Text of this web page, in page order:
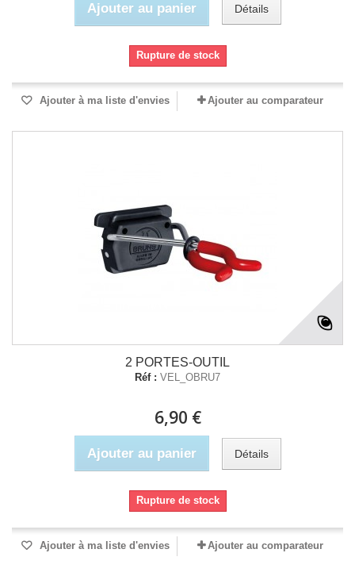
Ajouter au panier Détails
Rupture de stock
Ajouter à ma liste d'envies Ajouter au comparateur
2 PORTES-OUTIL
Réf : VEL_OBRU7
6,90 €
Ajouter au panier Détails
Rupture de stock
Ajouter à ma liste d'envies Ajouter au comparateur